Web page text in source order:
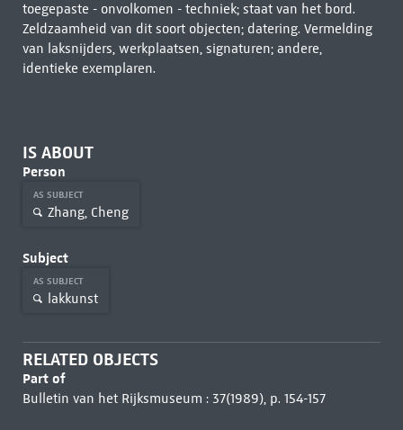
toegepaste - onvolkomen - techniek; staat van het bord.
Zeldzaamheid van dit soort objecten; datering. Vermelding
van laksnijders, werkplaatsen, signaturen; andere,
identieke exemplaren.
IS ABOUT
Person
AS SUBJECT
Zhang, Cheng
Subject
AS SUBJECT
lakkunst
RELATED OBJECTS
Part of
Bulletin van het Rijksmuseum : 37(1989), p. 154-157